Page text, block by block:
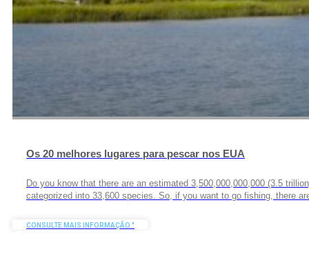
Os 20 melhores lugares para pescar nos EUA
Do you know that there are an estimated 3,500,000,000,000 (3.5
categorized into 33,600 species. So, if you want to go fishing, there
CONSULTE MAIS INFORMAÇÃO "